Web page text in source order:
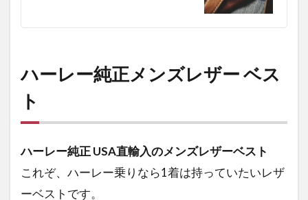
クセット
ハー
オイ
カク
テル
ハーレー純正メンズレザー ベス
ト
ハーレー純正 USA直輸入のメンズレザーベスト
これぞ、ハーレー乗りなら1着は持っていたいレザ
ーベストです。